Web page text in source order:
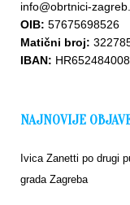
info@obrtnici-
OIB: 57675698526
Matični broj:
IBAN:
NAJNOVIJE
Ivica Zanetti po drugi
grada Zagreba